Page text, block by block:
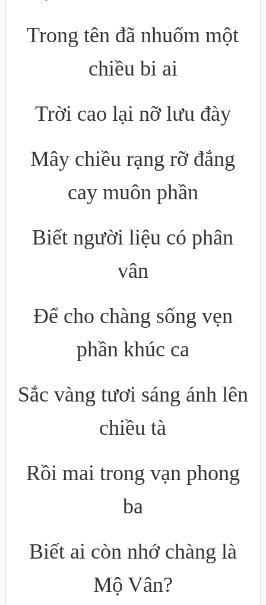
Trong tên đã nhuốm một
chiều bi ai
Trời cao lại nỡ lưu đày
Mây chiều rạng rỡ đắng
cay muôn phần
Biết người liệu có phân
vân
Để cho chàng sống vẹn
phần khúc ca
Sắc vàng tươi sáng ánh lên
chiều tà
Rồi mai trong vạn phong
ba
Biết ai còn nhớ chàng là
Mộ Vân?